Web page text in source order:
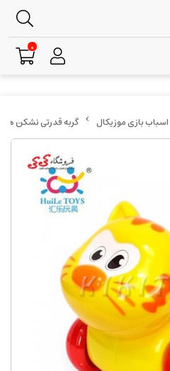
اسباب بازی موزیکال گربه قدرتی نشکن هولی
0